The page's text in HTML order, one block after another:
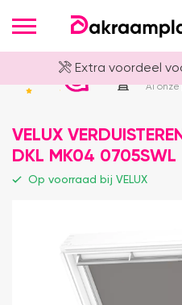
Extra voordeel
Al onze
VELUX
DKL MK04 0705SWL
Op voorraad bij VELUX